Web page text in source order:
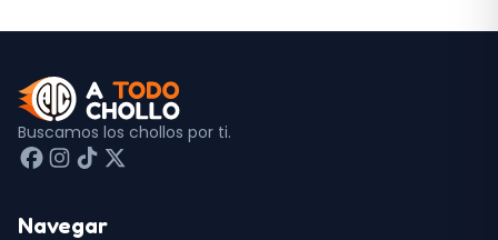
Buscamos los chollos por ti.
Navegar